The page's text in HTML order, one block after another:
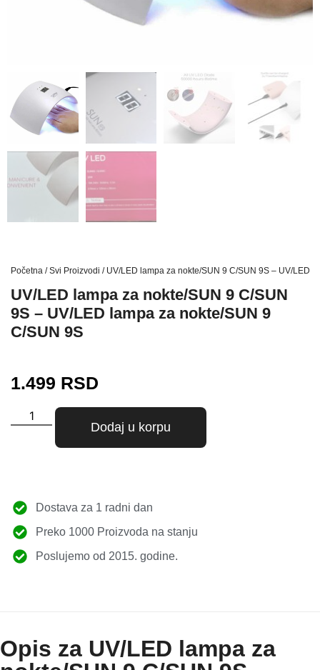
Početna /Svi Proizvodi / UV/LED lampa za nokte/SUN 9 C/SUN 9S – UV/LED
UV/LED lampa za nokte/SUN 9 C/SUN
9S – UV/LED lampa za nokte/SUN 9
C/SUN 9S
1.499 RSD
Dodaj u korpu
Dostava za 1 radni dan
Preko 1000 Proizvoda na stanju
Poslujemo od 2015. godine.
Opis za UV/LED lampa za